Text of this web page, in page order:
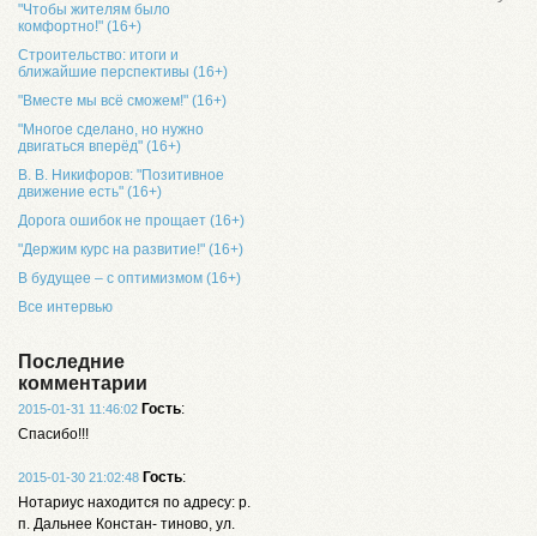
"Чтобы жителям было
комфортно!" (16+)
Строительство: итоги и
ближайшие перспективы (16+)
"Вместе мы всё сможем!" (16+)
"Многое сделано, но нужно
двигаться вперёд" (16+)
В. В. Никифоров: "Позитивное
движение есть" (16+)
Дорога ошибок не прощает (16+)
"Держим курс на развитие!" (16+)
В будущее – с оптимизмом (16+)
Все интервью
Последние
комментарии
2015-01-31 11:46:02 Гость:
Спасибо!!!
2015-01-30 21:02:48 Гость:
Нотариус находится по адресу: р.
п. Дальнее Констан- тиново, ул.